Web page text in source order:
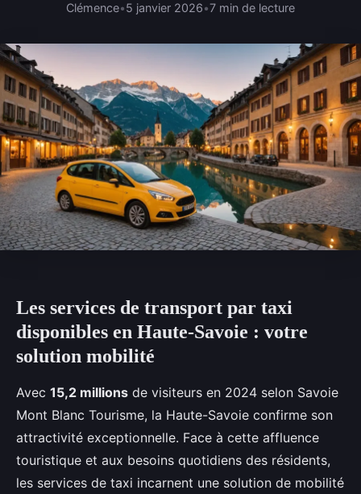
Clémence•5 janvier 2026•7 min de lecture
Les services de transport par taxi
disponibles en Haute-Savoie : votre
solution mobilité
Avec 15,2 millions de visiteurs en 2024 selon Savoie
Mont Blanc Tourisme, la Haute-Savoie confirme son
attractivité exceptionnelle. Face à cette affluence
touristique et aux besoins quotidiens des résidents,
les services de taxi incarnent une solution de mobilité